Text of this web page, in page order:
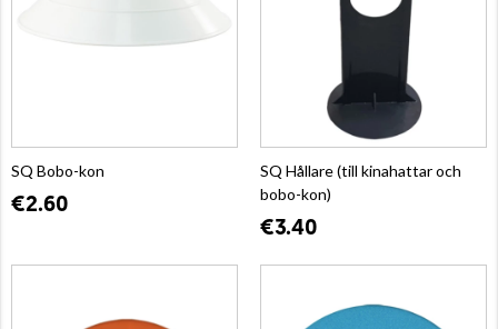
SQ Bobo-kon
€2.60
SQ Hållare (till kinahattar och
bobo-kon)
€3.40